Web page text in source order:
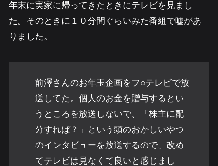
年末に実家に帰ってきたときにテレビを見まし
た。そのときに１０分間ぐらいみた番組で嘘があ
りました。
前澤さんのお年玉企画をフ○テレビで放
送してた。個人のお金を贈与するとい
うところを放送しないで、「株主に配
分すれば？」という頭のおかしいやつ
のインタビューを放送するので、改め
てテレビは見なくて良いと感じまし